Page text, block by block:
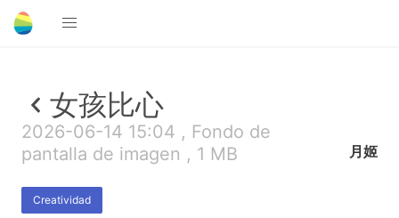
女孩比心
2026-06-14 15:04 , Fondo de
pantalla de imagen , 1 MB
Creatividad
月姬